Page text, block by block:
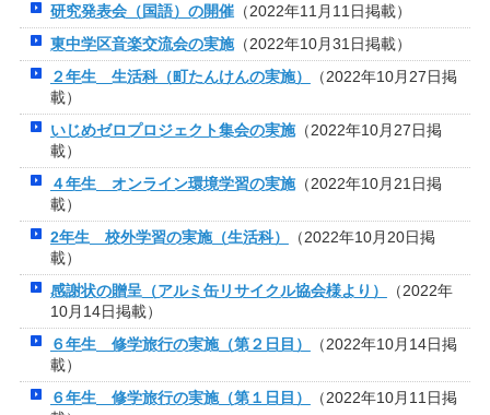
研究発表会（国語）の開催（2022年11月11日掲載）
東中学区音楽交流会の実施（2022年10月31日掲載）
２年生 生活科（町たんけんの実施）
（2022年10月27日掲
載）
いじめゼロプロジェクト集会の実施（2022年10月27日掲
載）
４年生 オンライン環境学習の実施（2022年10月21日掲
載）
2年生 校外学習の実施（生活科）
（2022年10月20日掲
載）
感謝状の贈呈（アルミ缶リサイクル協会様より）
（2022年
10月14日掲載）
６年生 修学旅行の実施（第２日目）
（2022年10月14日掲
載）
６年生 修学旅行の実施（第１日目）
（2022年10月11日掲